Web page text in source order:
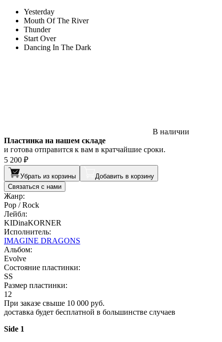
Yesterday
Mouth Of The River
Thunder
Start Over
Dancing In The Dark
В наличии
Пластинка на нашем складе
и готова отправится к вам в кратчайшие сроки.
5 200 ₽
Убрать из корзины
Добавить в корзину
Связаться с нами
Жанр:
Pop / Rock
Лейбл:
KIDinaKORNER
Исполнитель:
IMAGINE DRAGONS
Альбом:
Evolve
Состояние пластинки:
SS
Размер пластинки:
12
При заказе свыше 10 000 руб.
доставка будет бесплатной в большинстве случаев
Side 1